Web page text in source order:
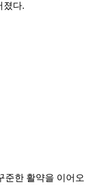
졌다.
준한 활약을 이어오